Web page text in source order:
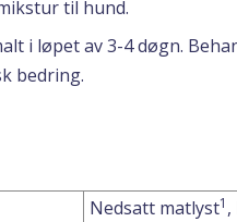
til hund.
i løpet av 3-4 døgn.
bedring.
Nedsatt matlyst1